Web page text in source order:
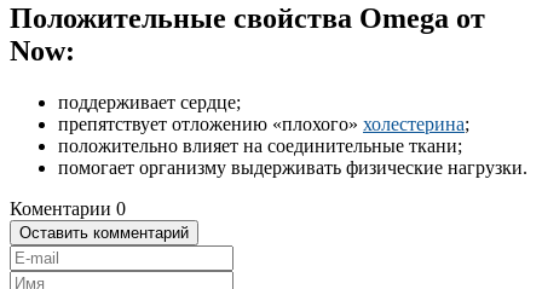
Положительные свойства Omega от
Now:
поддерживает сердце;
препятствует отложению «плохого» холестерина;
положительно влияет на соединительные ткани;
помогает организму выдерживать физические нагрузки.
Коментарии 0
Оставить комментарий